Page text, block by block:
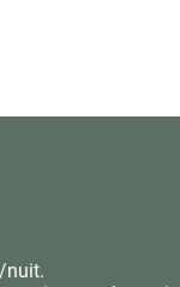
nuit.